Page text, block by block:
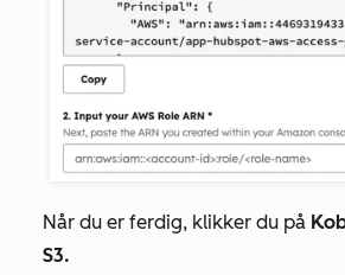
Når du er ferdig, klikker du på
S3.